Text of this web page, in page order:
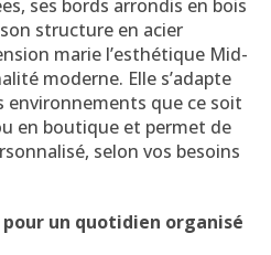
ses bords arrondis en bois
structure en acier
marie l’esthétique Mid-
moderne. Elle s’adapte
environnements que ce soit
en boutique et permet de
selon vos besoins
un quotidien organisé